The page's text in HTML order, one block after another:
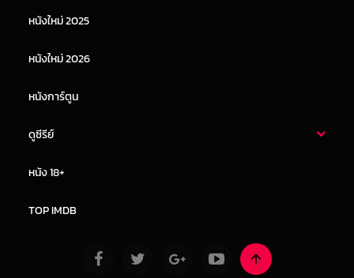
หนังจีน
หนังใหม่ 2025
หนังใหม่ 2026
หนังการ์ตูน
ดูซีรีย์
หนัง 18+
TOP IMDB